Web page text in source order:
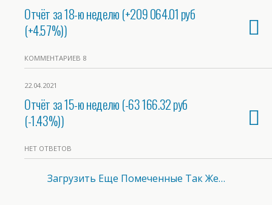
Отчёт за 18-ю неделю (+209 064.01 руб
(+4.57%))
КОММЕНТАРИЕВ 8
22.04.2021
Отчёт за 15-ю неделю (-63 166.32 руб
(-1.43%))
НЕТ ОТВЕТОВ
Загрузить Еще Помеченные Так Же…